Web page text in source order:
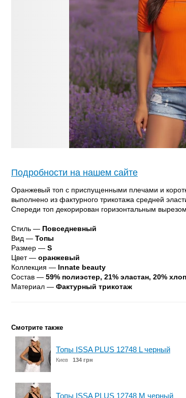
Подробности на нашем сайте
Оранжевый топ с приспущенными плечами и
выполнено из фактурного трикотажа средней
Спереди топ декорирован горизонтальным вырезом.
Стиль — Повседневный
Вид — Топы
Размер — S
Цвет — оранжевый
Коллекция — Innate beauty
Состав — 59% полиэстер, 21% эластан, 20%
Материал — Фактурный трикотаж
Смотрите также
Топы ISSA PLUS 12748 L черный
Киев 134 грн
Топы ISSA PLUS 12748 M черный